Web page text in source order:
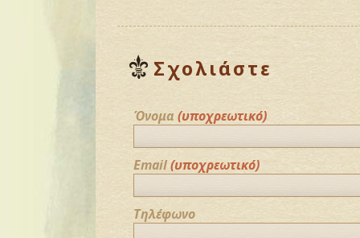
Σχολιάστε
Όνομα (υποχρεωτικό)
Email(υποχρεωτικό)
Τηλέφωνο